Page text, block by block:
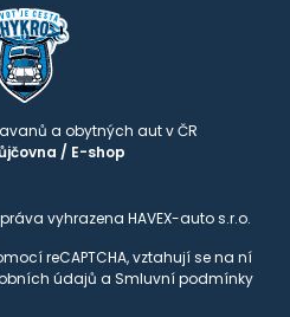
a obytných aut v ČR
/ E-shop
vyhrazena HAVEX-auto s.r.o.
reCAPTCHA, vztahují se na ní
údajů a Smluvní podmínky